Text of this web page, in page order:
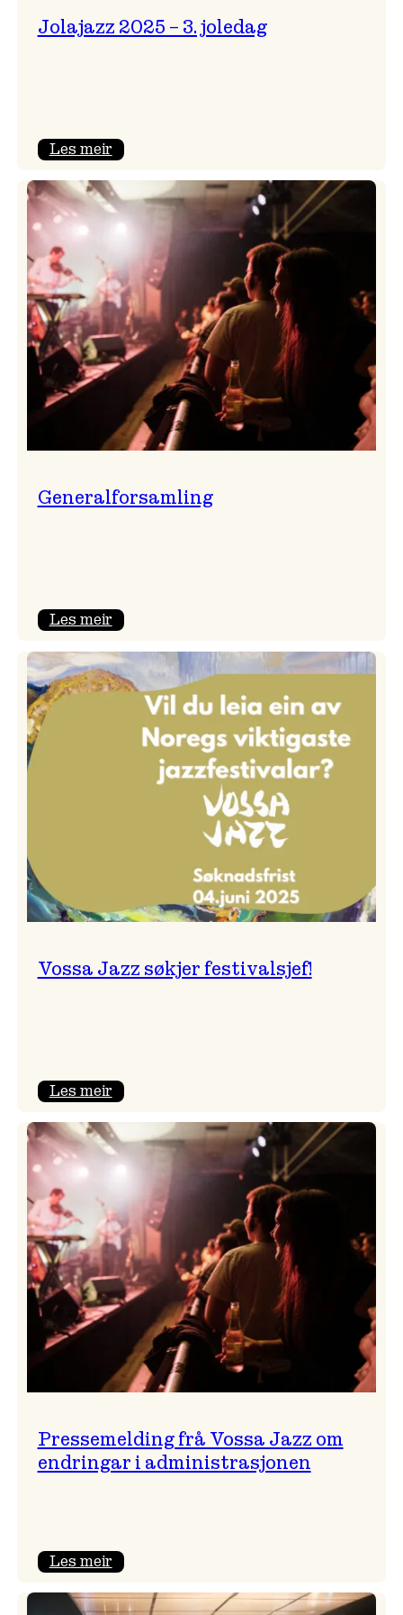
Jolajazz 2025 – 3. joledag
Les meir:
2025
–
joledag
Generalforsamling
Les meir:
Vossa Jazz søkjer festivalsjef!
Les meir:
Jazz
søkjer
Pressemelding frå Vossa Jazz om
endringar i administrasjonen
Les meir:
frå